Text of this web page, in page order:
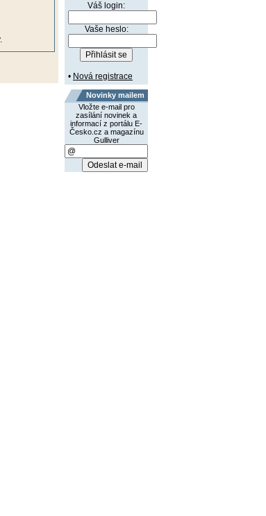
Váš login:
Vaše heslo:
• Nová registrace
Novinky mailem
Vložte e-mail pro
zasílání novinek a
informací z portálu E-
Česko.cz a magazínu
Gulliver